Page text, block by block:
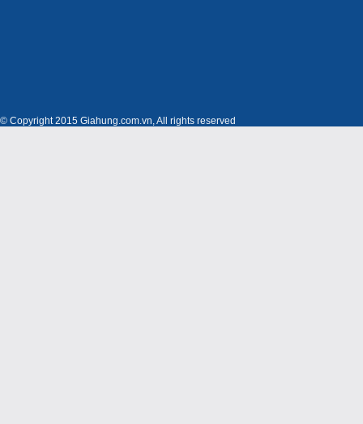
© Copyright 2015 Giahung.com.vn, All rights reserved